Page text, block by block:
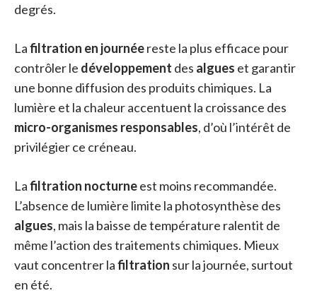
degrés.
Lafiltration en journéereste la plus efficace pour
contrôler le développement des algues et garantir
une bonne diffusion des produits chimiques. La
lumière et la chaleur accentuent la croissance des
micro-organismes responsables, d’où l’intérêt de
privilégier ce créneau.
Lafiltration nocturneest moins recommandée.
L’absence de lumière limite la photosynthèse des
algues, mais la baisse de température ralentit de
même l’action des traitements chimiques. Mieux
vaut concentrer lafiltration sur la journée, surtout
en été.